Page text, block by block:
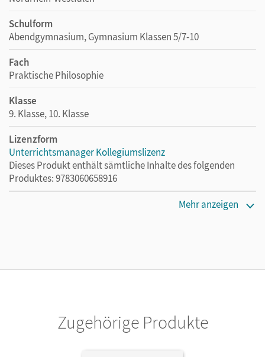
Schulform
Abendgymnasium, Gymnasium Klassen 5/7-10
Fach
Praktische Philosophie
Klasse
9. Klasse, 10. Klasse
Lizenzform
Unterrichtsmanager Kollegiumslizenz
Dieses Produkt enthält sämtliche Inhalte des folgenden
Produktes: 9783060658916
Unterrichtsmanagers solange das Lehrwerk erhältlich ist.
Mehr anzeigen
Zugehörige Produkte